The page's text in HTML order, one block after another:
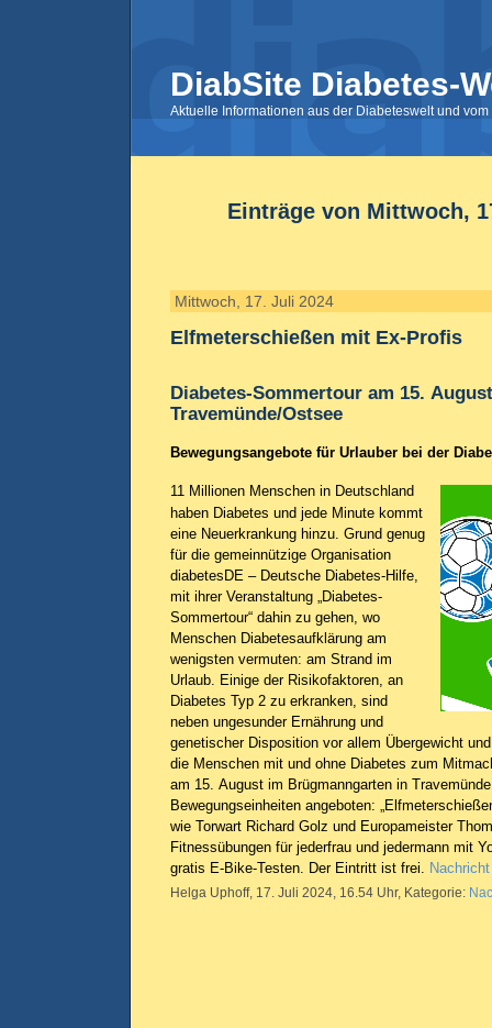
DiabSite Diabetes-
Aktuelle Informationen aus der Diabeteswelt und
Einträge von Mittwoch,
Mittwoch, 17. Juli 2024
Elfmeterschießen mit Ex-Profis
Diabetes-Sommertour am 15.
Travemünde/Ostsee
Bewegungsangebote für Urlauber bei der
11 Millionen Menschen in Deutschland
haben Diabetes und jede Minute kommt
eine Neuerkrankung hinzu. Grund genug
für die gemeinnützige Organisation
diabetesDE – Deutsche Diabetes-Hilfe,
mit ihrer Veranstaltung „Diabetes-
Sommertour“ dahin zu gehen, wo
Menschen Diabetesaufklärung am
wenigsten vermuten: am Strand im
Urlaub. Einige der Risikofaktoren, an
Diabetes Typ 2 zu erkranken, sind
neben ungesunder Ernährung und
genetischer Disposition vor allem Übergewicht
die Menschen mit und ohne Diabetes zum
am 15. August im Brügmanngarten in
Bewegungseinheiten angeboten:
wie Torwart Richard Golz und Europameister
Fitnessübungen für jederfrau und jedermann mit
gratis E-Bike-Testen. Der Eintritt ist frei.
Helga Uphoff, 17. Juli 2024, 16.54 Uhr, Kategorie: